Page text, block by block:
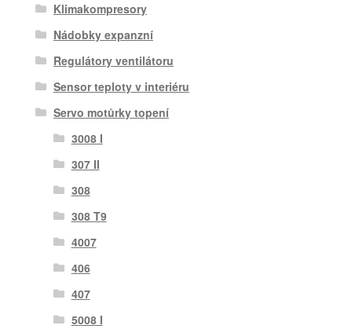
Klimakompresory
Nádobky expanzní
Regulátory ventilátoru
Sensor teploty v interiéru
Servo motůrky topení
3008 I
307 II
308
308 T9
4007
406
407
5008 I